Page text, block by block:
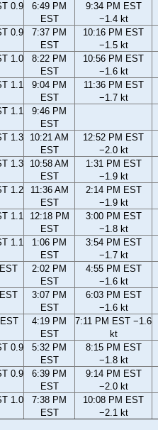
0.9
6:49 PM
EST
9:34 PM EST
−1.4 kt
0.9
7:37 PM
EST
10:16 PM EST
−1.5 kt
1.0
8:22 PM
EST
10:56 PM EST
−1.6 kt
1.1
9:04 PM
EST
11:36 PM EST
−1.7 kt
1.1
9:46 PM
EST
1.3
10:21 AM
EST
12:52 PM EST
−2.0 kt
1.3
10:58 AM
EST
1:31 PM EST
−1.9 kt
1.2
11:36 AM
EST
2:14 PM EST
−1.9 kt
1.1
12:18 PM
EST
3:00 PM EST
−1.8 kt
1.1
1:06 PM
EST
3:54 PM EST
−1.7 kt
2:02 PM
EST
4:55 PM EST
−1.6 kt
3:07 PM
EST
6:03 PM EST
−1.6 kt
4:19 PM
EST
7:11 PM EST −1.6
kt
0.9
5:32 PM
EST
8:15 PM EST
−1.8 kt
0.9
6:39 PM
EST
9:14 PM EST
−2.0 kt
1.0
7:38 PM
EST
10:08 PM EST
−2.1 kt